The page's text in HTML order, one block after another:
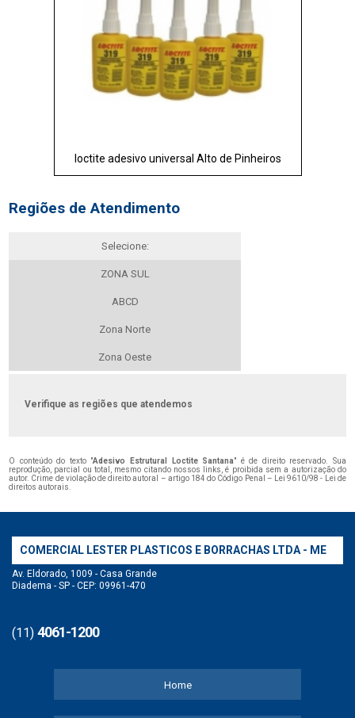
loctite adesivo universal Alto de Pinheiros
Regiões de Atendimento
Selecione:
ZONA SUL
ABCD
Zona Norte
Zona Oeste
Verifique as regiões que atendemos
O conteúdo do texto "Adesivo Estrutural Loctite Santana" é de direito reservado. Sua
reprodução, parcial ou total, mesmo citando nossos links, é proibida sem a autorização do
autor. Crime de violação de direito autoral – artigo 184 do Código Penal –
Lei 9610/98 - Lei de
direitos autorais
COMERCIAL LESTER PLASTICOS E BORRACHAS LTDA - ME
Av. Eldorado, 1009 - Casa Grande
Diadema - SP - CEP: 09961-470
(11) 4061-1200
Home